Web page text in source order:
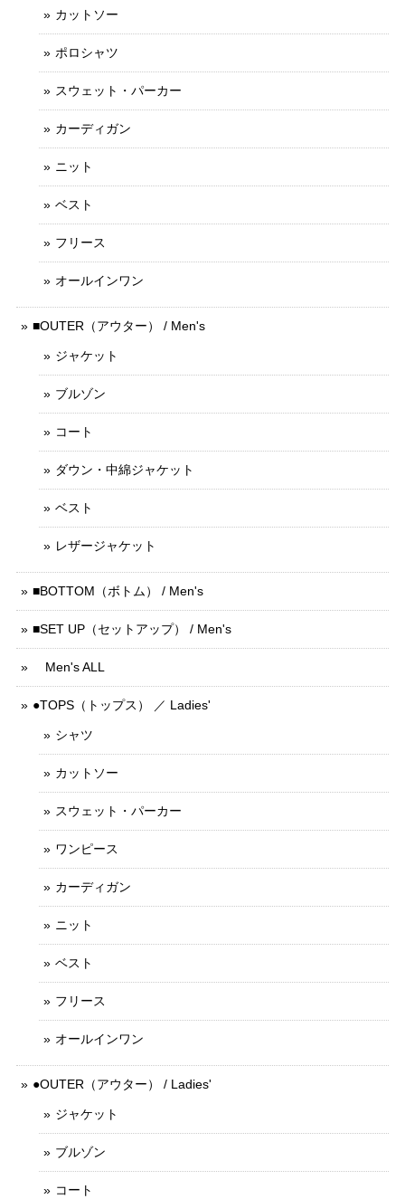
カットソー
ポロシャツ
スウェット・パーカー
カーディガン
ニット
ベスト
フリース
オールインワン
■OUTER（アウター） / Men's
ジャケット
ブルゾン
コート
ダウン・中綿ジャケット
ベスト
レザージャケット
■BOTTOM（ボトム） / Men's
■SET UP（セットアップ） / Men's
Men's ALL
●TOPS（トップス） ／ Ladies'
シャツ
カットソー
スウェット・パーカー
ワンピース
カーディガン
ニット
ベスト
フリース
オールインワン
●OUTER（アウター） / Ladies'
ジャケット
ブルゾン
コート